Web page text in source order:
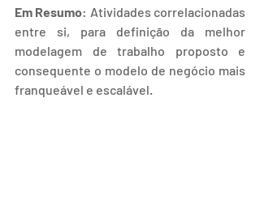
Em Resumo: Atividades correlacionadas
entre si, para definição da melhor
modelagem de trabalho proposto e
consequente o modelo de negócio mais
franqueável e escalável.